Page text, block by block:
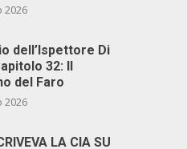
2026
dell’Ispettore Di
32: Il
del Faro
2026
LA CIA SU